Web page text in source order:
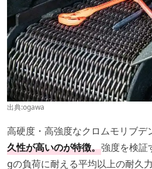
出典:ogawa
高硬度・高強度なクロムモリブデ
久性が高いのが特徴。強度を検証
gの負荷に耐える平均以上の耐久